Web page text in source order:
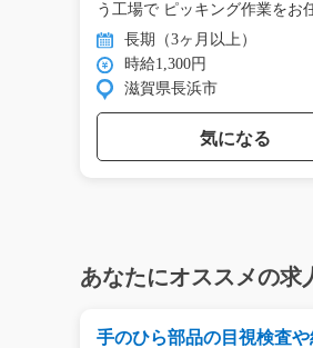
う工場で ピッキング作業をお
ま… 長期（3ヶ月以上）
時給1,300円
滋賀県長浜市
気になる
あなたにオススメの求
手のひら部品の目視検査や